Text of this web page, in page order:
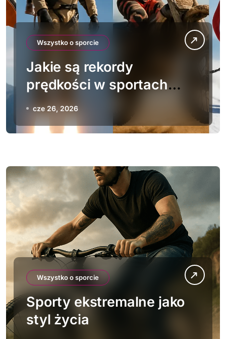
Wszystko o sporcie
Jakie są rekordy
prędkości w sportach
ekstremalnych
cze 26, 2026
Wszystko o sporcie
Sporty ekstremalne jako
styl życia